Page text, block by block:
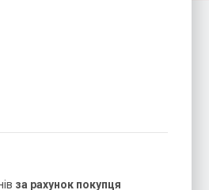
за рахунок покупця